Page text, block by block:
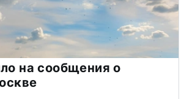
на сообщения о